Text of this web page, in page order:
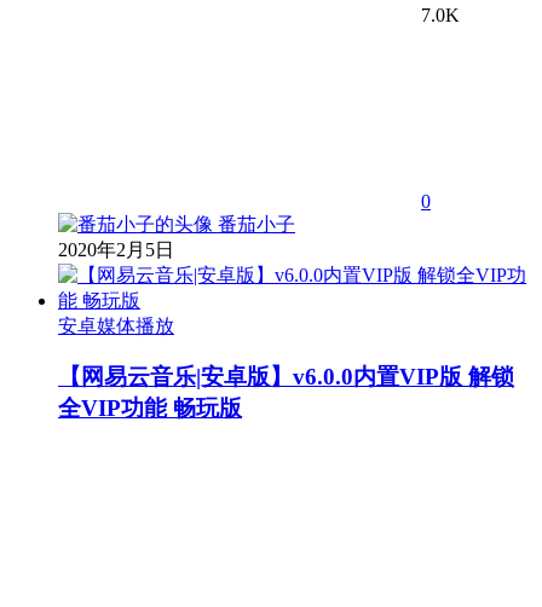
7.0K
0
番茄小子
2020年2月5日
安卓媒体播放
【网易云音乐|安卓版】v6.0.0内置VIP版 解锁
全VIP功能 畅玩版